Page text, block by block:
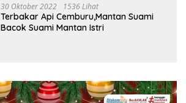
30 Oktober 2022 1536 Lihat
Terbakar Api Cemburu,Mantan Suami
Bacok Suami Mantan Istri